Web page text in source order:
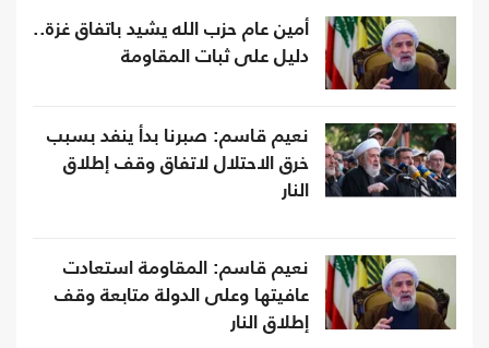
أمين عام حزب الله يشيد باتفاق غزة..
دليل على ثبات المقاومة
نعيم قاسم: صبرنا بدأ ينفد بسبب
خرق الاحتلال لاتفاق وقف إطلاق
النار
نعيم قاسم: المقاومة استعادت
عافيتها وعلى الدولة متابعة وقف
إطلاق النار